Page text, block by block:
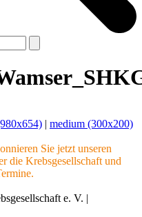
| medium (300x200)
Sie jetzt unseren
die Krebsgesellschaft und
e. V. |